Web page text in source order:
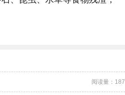
阅读量：187